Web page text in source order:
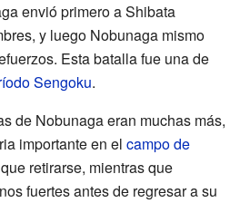
envió primero a Shibata
y luego Nobunaga mismo
Esta batalla fue una de
Sengoku.
de Nobunaga eran muchas más,
importante en el campo de
retirarse, mientras que
fuertes antes de regresar a su